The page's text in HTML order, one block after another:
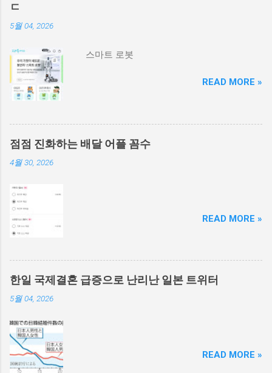
ㄷ
5월 04, 2026
스마트 로봇
READ MORE »
점점 진화하는 배달 어플 꼼수
4월 30, 2026
READ MORE »
한일 국제결혼 급증으로 난리난 일본 트위터
5월 04, 2026
READ MORE »